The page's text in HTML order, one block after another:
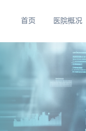
首页 医院概况